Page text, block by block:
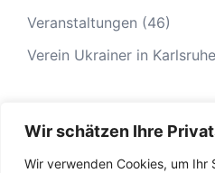
Wir schätzen Ihre
Wir verwenden Cookies, um Ihr
Veranstaltungen (46)
Verein Ukrainer in Karlsruhe